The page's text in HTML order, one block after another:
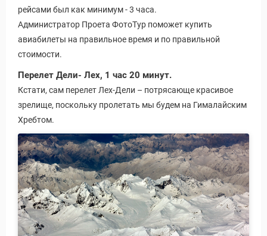
рейсами был как минимум - 3 часа.
Администратор Проета ФотоТур поможет купить
авиабилеты на правильное время и по правильной
стоимости.
Перелет Дели- Лех, 1 час 20 минут.
Кстати, сам перелет Лех-Дели – потрясающе красивое
зрелище, поскольку пролетать мы будем на Гималайским
Хребтом.